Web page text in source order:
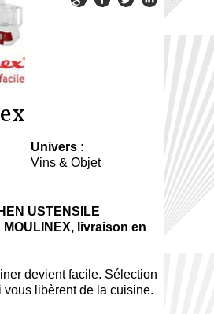
Univers :
Vins & Objet
USTENSILE
MOULINEX, livraison en
devient facile. Sélection
vous libèrent de la cuisine.